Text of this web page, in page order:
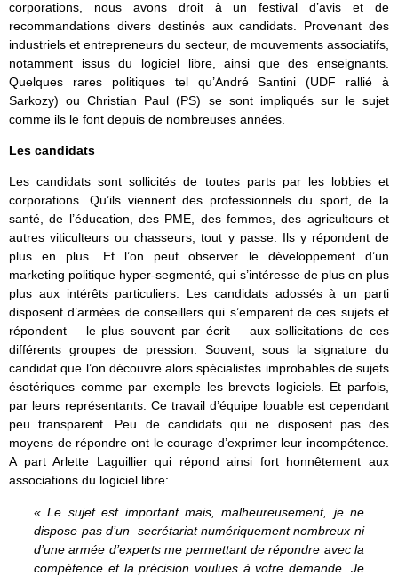
corporations, nous avons droit à un festival d’avis et de
recommandations divers destinés aux candidats. Provenant des
industriels et entrepreneurs du secteur, de mouvements associatifs,
notamment issus du logiciel libre, ainsi que des enseignants.
Quelques rares politiques tel qu’André Santini (UDF rallié à
Sarkozy) ou Christian Paul (PS) se sont impliqués sur le sujet
comme ils le font depuis de nombreuses années.
Les candidats
Les candidats sont sollicités de toutes parts par les lobbies et
corporations. Qu’ils viennent des professionnels du sport, de la
santé, de l’éducation, des PME, des femmes, des agriculteurs et
autres viticulteurs ou chasseurs, tout y passe. Ils y répondent de
plus en plus. Et l’on peut observer le développement d’un
marketing politique hyper-segmenté, qui s’intéresse de plus en plus
plus aux intérêts particuliers. Les candidats adossés à un parti
disposent d’armées de conseillers qui s’emparent de ces sujets et
répondent – le plus souvent par écrit – aux sollicitations de ces
différents groupes de pression. Souvent, sous la signature du
candidat que l’on découvre alors spécialistes improbables de sujets
ésotériques comme par exemple les brevets logiciels. Et parfois,
par leurs représentants. Ce travail d’équipe louable est cependant
peu transparent. Peu de candidats qui ne disposent pas des
moyens de répondre ont le courage d’exprimer leur incompétence.
A part Arlette Laguillier qui répond ainsi fort honnêtement aux
associations du logiciel libre:
« Le sujet est important mais, malheureusement, je ne
dispose pas d’un secrétariat numériquement nombreux ni
d’une armée d’experts me permettant de répondre avec la
compétence et la précision voulues à votre demande. Je